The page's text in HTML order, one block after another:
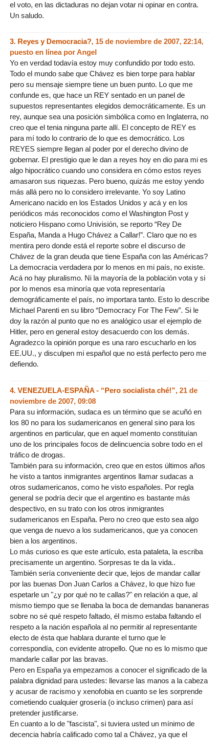
el voto, en las dictaduras no dejan votar ni opinar en contra.
Un saludo.
3. Reyes y Democracia?, 15 de noviembre de 2007, 22:14,
puesto en línea porAngel
Yo en verdad todavía estoy muy confundido por todo esto.
Todo el mundo sabe que Chávez es bien torpe para hablar
pero su mensaje siempre tiene un buen punto. Lo que me
confunde es, que hace un REY sentado en un panel de
supuestos representantes elegidos democráticamente. Es un
rey, aunque sea una posición simbólica como en Inglaterra, no
creo que el tenia ninguna parte allí. El concepto de REY es
para mí todo lo contrario de lo que es democrático. Los
REYES siempre llegan al poder por el derecho divino de
gobernar. El prestigio que le dan a reyes hoy en dio para mi es
algo hipocrático cuando uno considera en cómo estos reyes
amasaron sus riquezas. Pero bueno, quizás me estoy yendo
más allá pero no lo considero irrelevante. Yo soy Latino
Americano nacido en los Estados Unidos y acá y en los
periódicos más reconocidos como el Washington Post y
noticiero Hispano como Univisión, se reporto “Rey De
España, Manda a Hugo Chávez a Callar!”. Claro que no es
mentira pero donde está el reporte sobre el discurso de
Chávez de la gran deuda que tiene España con las Américas?
La democracia verdadera por lo menos en mi país, no existe.
Acá no hay pluralismo. Ni la mayoría de la población vota y si
por lo menos esa minoría que vota representaría
demográficamente el país, no importara tanto. Esto lo describe
Michael Parenti en su libro “Democracy For The Few”. Si le
doy la razón al punto que no es analógico usar el ejemplo de
Hitler, pero en general estoy desacuerdo con los demás.
Agradezco la opinión porque es una raro escucharlo en los
EE.UU., y disculpen mi español que no está perfecto pero me
defiendo.
4. VENEZUELA-ESPAÑA - “Pero socialista ché!”, 21 de
noviembre de 2007, 09:08
Para su información, sudaca es un término que se acuñó en
los 80 no para los sudamericanos en general sino para los
argentinos en particular, que en aquel momento constituían
uno de los principales focos de delincuencia sobre todo en el
tráfico de drogas.
También para su información, creo que en estos últimos años
he visto a tantos inmigrantes argentinos llamar sudacas a
otros sudamericanos, como he visto españoles. Por regla
general se podría decir que el argentino es bastante más
despectivo, en su trato con los otros inmigrantes
sudamericanos en España. Pero no creo que esto sea algo
que venga de nuevo a los sudamericanos, que ya conocen
bien a los argentinos.
Lo más curioso es que este artículo, esta pataleta, la escriba
precisamente un argentino. Sorpresas te da la vida..
También sería conveniente decir que, lejos de mandar callar
por las buenas Don Juan Carlos a Chávez, lo que hizo fue
espetarle un "¿y por qué no te callas?" en relación a que, al
mismo tiempo que se llenaba la boca de demandas bananeras
sobre no sé qué respeto faltado, él mismo estaba faltando el
respeto a la nación española al no permitir al representante
electo de ésta que hablara durante el turno que le
correspondía, con evidente atropello. Que no es lo mismo que
mandarle callar por las bravas.
Pero en España ya empezamos a conocer el significado de la
palabra dignidad para ustedes: llevarse las manos a la cabeza
y acusar de racismo y xenofobia en cuanto se les sorprende
cometiendo cualquier grosería (o incluso crimen) para así
pretender justificarse.
En cuanto a lo de "fascista", si tuviera usted un mínimo de
decencia habría calificado como tal a Chávez, ya que el